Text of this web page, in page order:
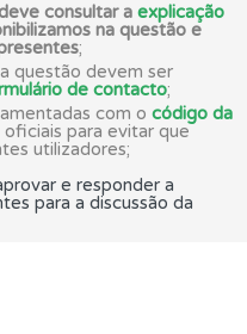
consultar a explicação
na questão e
;
questão devem ser
de contacto;
com o código da
para evitar que
utilizadores;
e responder a
para a discussão da